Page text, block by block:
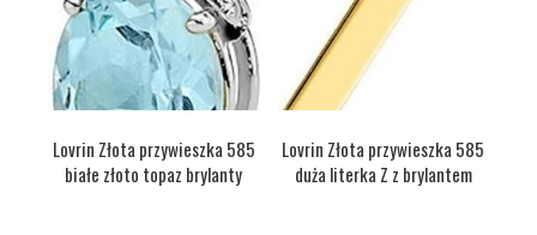
Lovrin Złota przywieszka 585
białe złoto topaz brylanty
Lovrin Złota przywieszka 585
duża literka Z z brylantem